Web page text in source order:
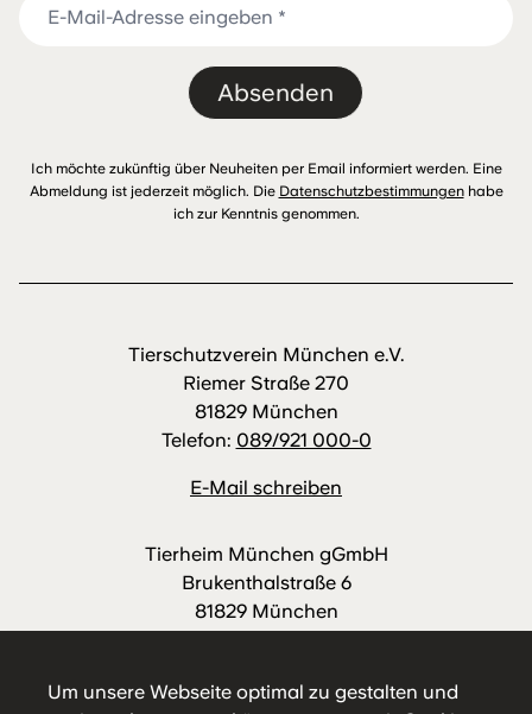
Um unsere Webseite optimal zu gestalten und
Tierschutzverein München e.V.
Riemer Straße 270
81829 München
Telefon: 089/921 000-0
E-Mail schreiben
Tierheim München gGmbH
Brukenthalstraße 6
81829 München
E-Mail schreiben
Absenden
Ich möchte zukünftig über Neuheiten per Email informiert werden. Eine
Abmeldung ist jederzeit möglich. Die Datenschutzbestimmungenhabe
ich zur Kenntnis genommen.